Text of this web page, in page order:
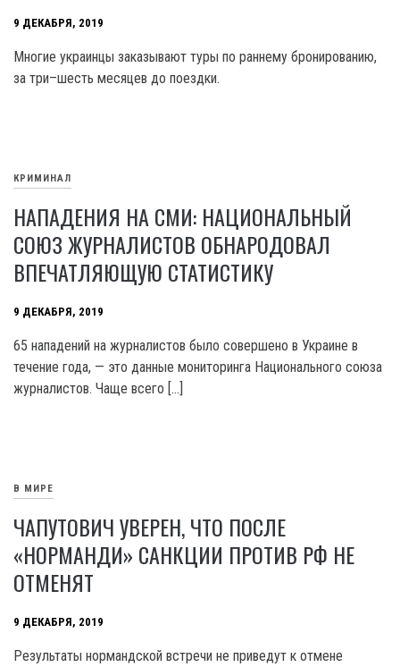
9 ДЕКАБРЯ, 2019
Многие украинцы заказывают туры по раннему бронированию,
за три–шесть месяцев до поездки.
КРИМИНАЛ
НАПАДЕНИЯ НА СМИ: НАЦИОНАЛЬНЫЙ
СОЮЗ ЖУРНАЛИСТОВ ОБНАРОДОВАЛ
ВПЕЧАТЛЯЮЩУЮ СТАТИСТИКУ
9 ДЕКАБРЯ, 2019
65 нападений на журналистов было совершено в Украине в
течение года, — это данные мониторинга Национального союза
журналистов. Чаще всего […]
В МИРЕ
ЧАПУТОВИЧ УВЕРЕН, ЧТО ПОСЛЕ
«НОРМАНДИ» САНКЦИИ ПРОТИВ РФ НЕ
ОТМЕНЯТ
9 ДЕКАБРЯ, 2019
Результаты нормандской встречи не приведут к отмене